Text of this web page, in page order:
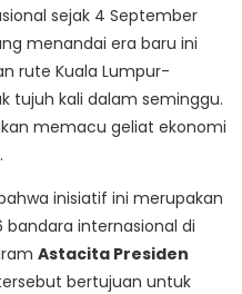
sejak 4 September
menandai era baru ini
rute Kuala Lumpur-
tujuh kali dalam seminggu.
memacu geliat ekonomi
inisiatif ini merupakan
internasional di
Astacita Presiden
bertujuan untuk